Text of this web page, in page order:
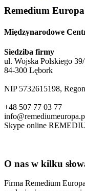
Remedium
Międzynarodowe
Siedziba firmy
ul. Wojska Polskiego
84-300 Lębork
NIP 5732615198,
+48 507 77 03 77
Skype online
O nas w kilku
Firma Remedium